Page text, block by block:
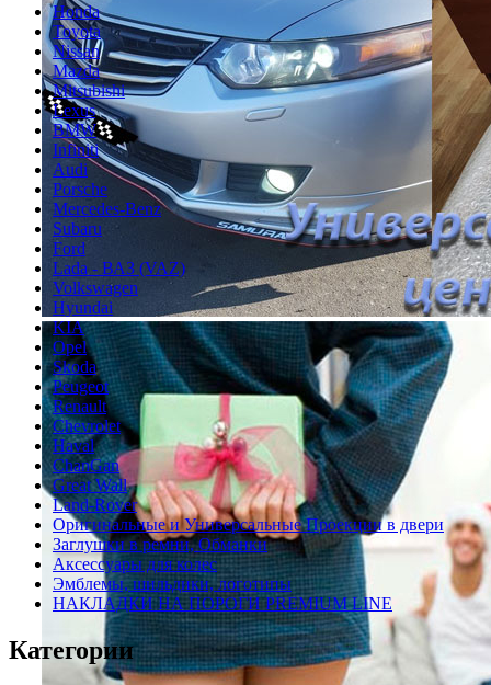
Honda
Toyota
Nissan
Mazda
Mitsubishi
Lexus
BMW
Infiniti
Audi
Porsche
Mercedes-Benz
Subaru
Ford
Lada - ВАЗ (VAZ)
Volkswagen
Hyundai
KIA
Opel
Skoda
Peugeot
Renault
Chevrolet
Haval
ChanGan
Great Wall
Land-Rover
Оригинальные и Универсальные Проекции в двери
Заглушки в ремни, Обманки
Аксессуары для колес
Эмблемы, шильдики, логотипы
НАКЛАДКИ НА ПОРОГИ PREMIUM LINE
Категории